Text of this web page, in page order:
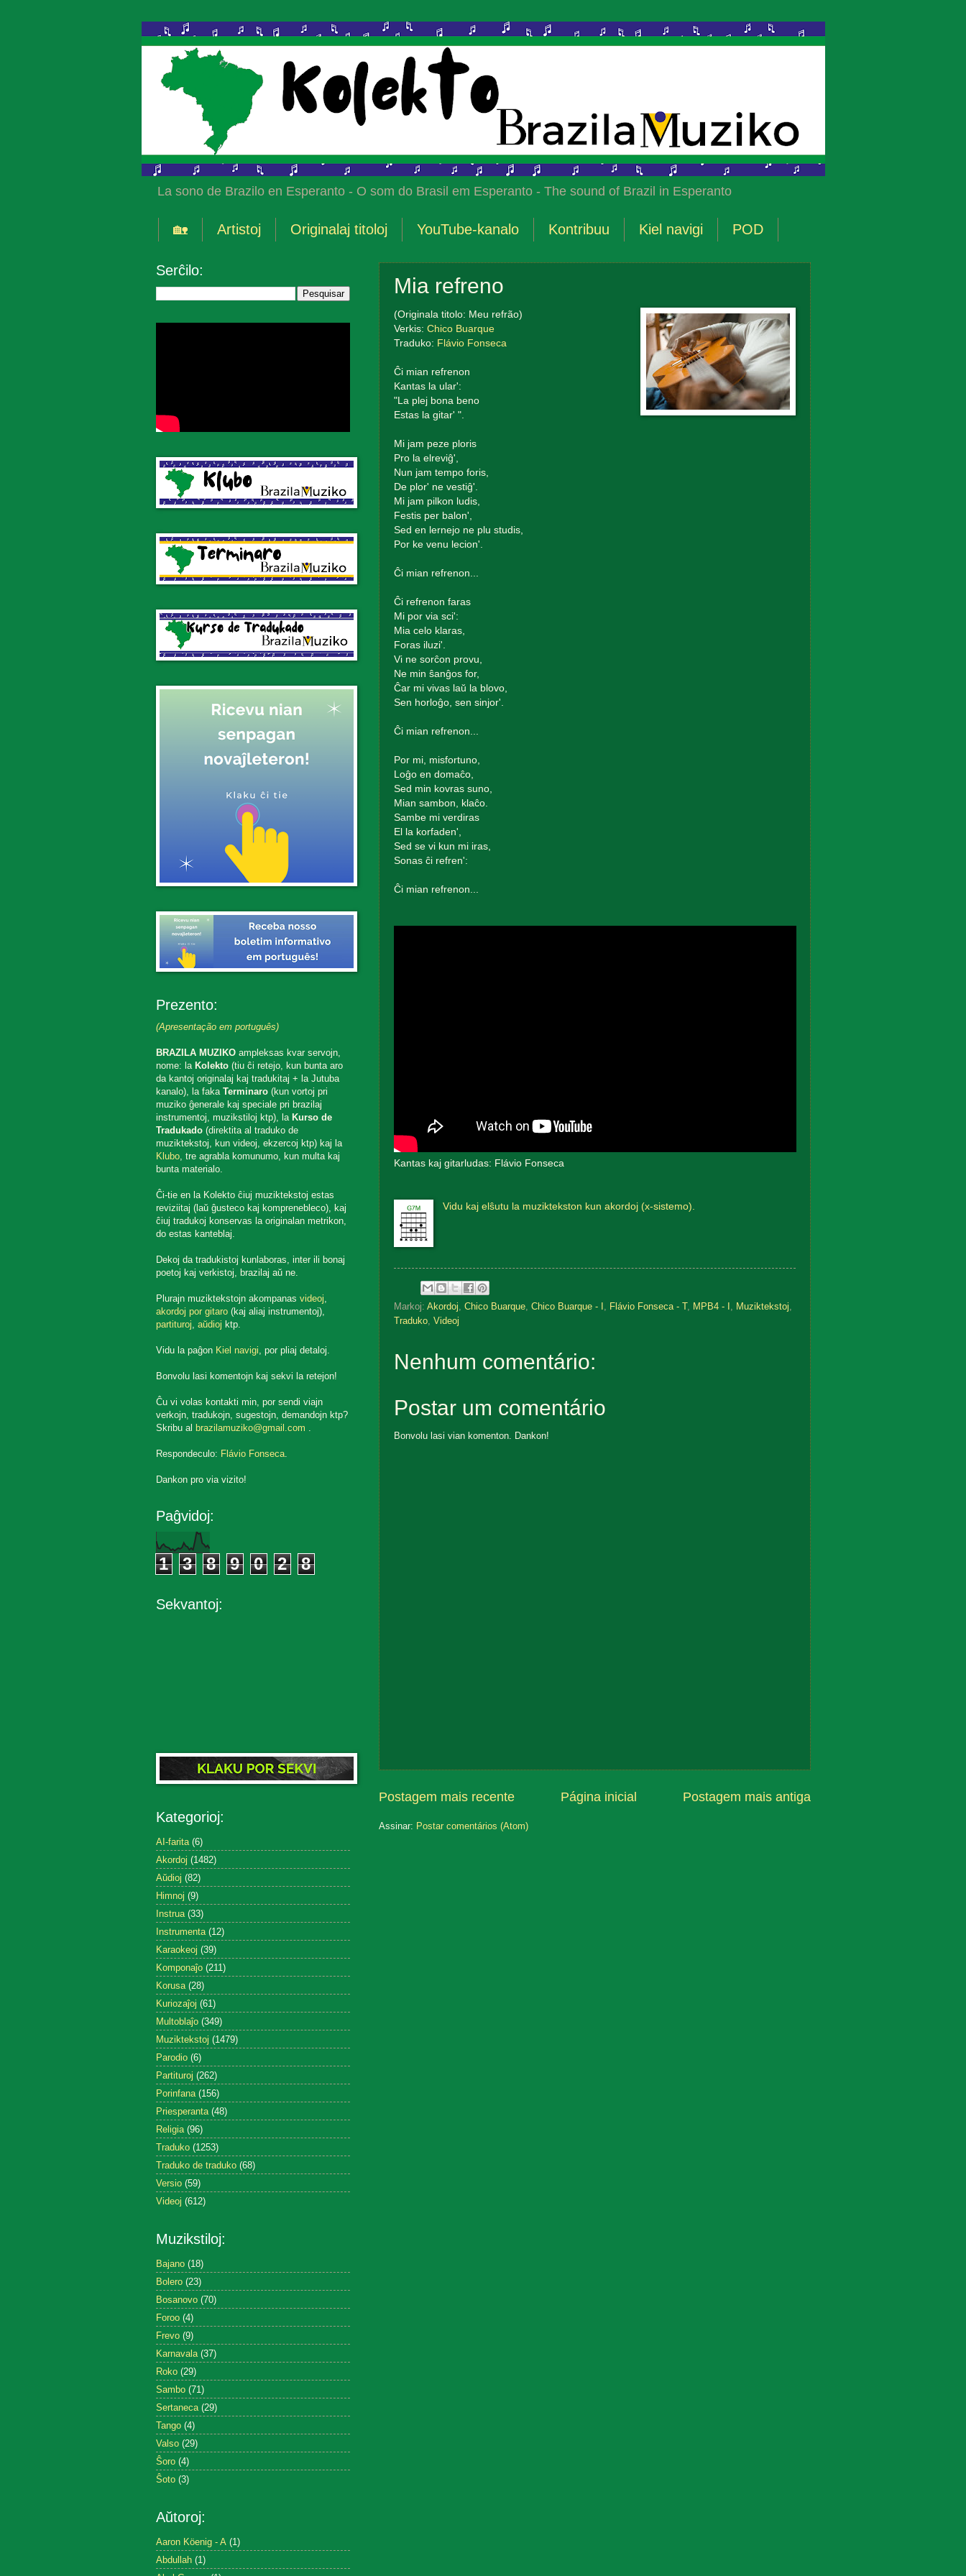
La sono de Brazilo en Esperanto - O som do Brasil em Esperanto - The sound of Brazil in Esperanto
🏡 Artistoj Originalaj titoloj YouTube-kanalo Kontribuu Kiel navigi POD
Mia refreno
(Originala titolo: Meu refrão)
Verkis: Chico Buarque
Traduko: Flávio Fonseca
Ĉi mian refrenon
Kantas la ular':
"La plej bona beno
Estas la gitar' ".
Mi jam peze ploris
Pro la elreviĝ',
Nun jam tempo foris,
De plor' ne vestiĝ'.
Mi jam pilkon ludis,
Festis per balon',
Sed en lernejo ne plu studis,
Por ke venu lecion'.
Ĉi mian refrenon...
Ĉi refrenon faras
Mi por via sci':
Mia celo klaras,
Foras iluzi'.
Vi ne sorĉon provu,
Ne min ŝanĝos for,
Ĉar mi vivas laŭ la blovo,
Sen horloĝo, sen sinjor'.
Ĉi mian refrenon...
Por mi, misfortuno,
Loĝo en domaĉo,
Sed min kovras suno,
Mian sambon, klaĉo.
Sambe mi verdiras
El la korfaden',
Sed se vi kun mi iras,
Sonas ĉi refren':
Ĉi mian refrenon...
Kantas kaj gitarludas: Flávio Fonseca
Vidu kaj elŝutu la muziktekston kun akordoj (x-sistemo).
Markoj: Akordoj Chico Buarque, Chico Buarque - I Flávio Fonseca - T, MPB4 - I Muziktekstoj
Traduko, Videoj
Nenhum comentário:
Postar um comentário
Bonvolu lasi vian komenton. Dankon!
Postagem mais recente Postagem mais antiga
Página inicial
Assinar: Postar comentários (Atom)
Serĉilo:
Prezento:
(Apresentação em português)
BRAZILA MUZIKOampleksas kvar servojn,
nome: la Kolekto(tiu ĉi retejo, kun bunta aro
da kantoj originalaj kaj tradukitaj + la Jutuba
kanalo), la faka Terminaro(kun vortoj pri
muziko ĝenerale kaj speciale pri brazilaj
instrumentoj, muzikstiloj ktp), la Kurso de
Tradukado(direktita al traduko de
muziktekstoj, kun videoj, ekzercoj ktp) kaj la
Klubo, tre agrabla komunumo, kun multa kaj
bunta materialo.
Ĉi-tie en la Kolekto ĉiuj muziktekstoj estas
reviziitaj (laŭ ĝusteco kaj komprenebleco), kaj
ĉiuj tradukoj konservas la originalan metrikon,
do estas kanteblaj.
Dekoj da tradukistoj kunlaboras, inter ili bonaj
poetoj kaj verkistoj, brazilaj aŭ ne.
Plurajn muziktekstojn akompanas videoj,
akordoj por gitaro(kaj aliaj instrumentoj),
partituroj, aŭdioj ktp.
Vidu la paĝon Kiel navigi, por pliaj detaloj.
Bonvolu lasi komentojn kaj sekvi la retejon!
Ĉu vi volas kontakti min, por sendi viajn
verkojn, tradukojn, sugestojn, demandojn ktp?
Skribu al brazilamuziko@gmail.com .
Respondeculo: Flávio Fonseca.
Dankon pro via vizito!
Paĝvidoj:
1 3 8 9 0 2 8
Sekvantoj:
Kategorioj:
AI-farita (6)
Akordoj (1482)
Aŭdioj (82)
Himnoj (9)
Instrua (33)
Instrumenta (12)
Karaokeoj (39)
Komponaĵo (211)
Korusa (28)
Kuriozaĵoj (61)
Multoblaĵo (349)
Muziktekstoj (1479)
Parodio (6)
Partituroj (262)
Porinfana (156)
Priesperanta (48)
Religia (96)
Traduko (1253)
Traduko de traduko (68)
Versio (59)
Videoj (612)
Muzikstiloj:
Bajano (18)
Bolero (23)
Bosanovo (70)
Foroo (4)
Frevo (9)
Karnavala (37)
Roko (29)
Sambo (71)
Sertaneca (29)
Tango (4)
Valso (29)
Ŝoro (4)
Ŝoto (3)
Aŭtoroj:
Aaron Köenig - A (1)
Abdullah (1)